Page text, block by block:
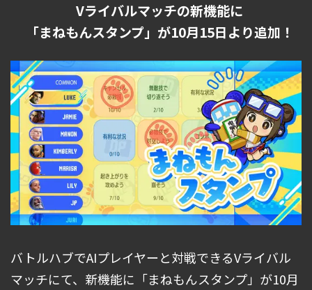
Vライバルマッチの新機能に
「まねもんスタンプ」が10月15日より追加！
バトルハブでAIプレイヤーと対戦できるVライバル
マッチにて、新機能に「まねもんスタンプ」が10月